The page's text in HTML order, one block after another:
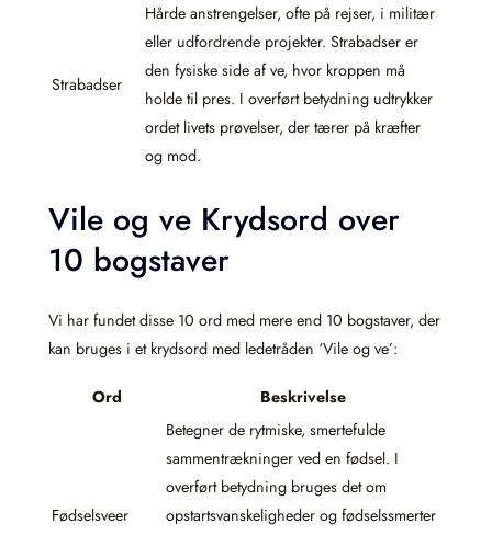
Strabadser
Hårde anstrengelser, ofte på rejser, i militær
eller udfordrende projekter. Strabadser er
den fysiske side af ve, hvor kroppen må
holde til pres. I overført betydning udtrykker
ordet livets prøvelser, der tærer på kræfter
og mod.
Vile og ve Krydsord over
10 bogstaver
Vi har fundet disse 10 ord med mere end 10 bogstaver, der
kan bruges i et krydsord med ledetråden ‘Vile og ve’:
Ord Beskrivelse
Fødselsveer
Betegner de rytmiske, smertefulde
sammentrækninger ved en fødsel. I
overført betydning bruges det om
opstartsvanskeligheder og fødselssmerter